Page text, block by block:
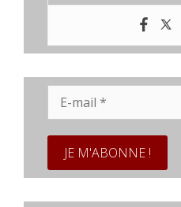
mail